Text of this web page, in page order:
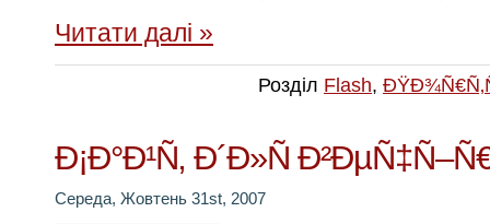
Читати далі »
Розділ Flash,
Ð¡Ð°Ð¹Ñ‚ Ð´Ð»Ñ
Середа, Жовтень 31st, 2007